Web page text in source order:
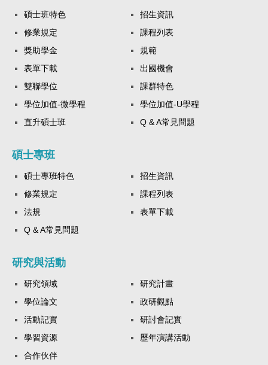
碩士班特色
招生資訊
修業規定
課程列表
獎助學金
規範
表單下載
出國機會
雙聯學位
課群特色
學位加值-微學程
學位加值-U學程
直升碩士班
Q & A常見問題
碩士專班
碩士專班特色
招生資訊
修業規定
課程列表
法規
表單下載
Q & A常見問題
研究與活動
研究領域
研究計畫
學位論文
政研觀點
活動記實
研討會記實
學習資源
歷年演講活動
合作伙伴